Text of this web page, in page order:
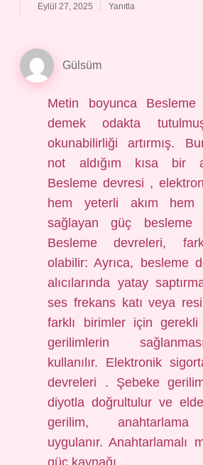
Eylül 27, 2025 Yanıtla
Gülsüm
Metin boyunca
demek odakta
okunabilirliği artırmış.
not aldığım kısa bir
Besleme devresi ,
hem yeterli akım
sağlayan güç besleme
Besleme devreleri,
olabilir: Ayrıca, besleme
alıcılarında yatay
ses frekans katı veya
farklı birimler için
gerilimlerin
kullanılır. Elektronik
devreleri . Şebeke
diyotla doğrultulur ve
gerilim, anahtarlama
uygulanır. Anahtarlamalı
güç kaynağı .